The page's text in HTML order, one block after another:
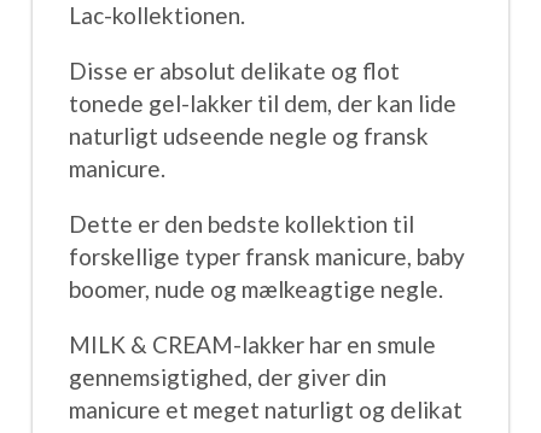
Lac-kollektionen.
Disse er absolut delikate og flot
tonede gel-lakker til dem, der kan lide
naturligt udseende negle og fransk
manicure.
Dette er den bedste kollektion til
forskellige typer fransk manicure, baby
boomer, nude og mælkeagtige negle.
MILK & CREAM-lakker har en smule
gennemsigtighed, der giver din
manicure et meget naturligt og delikat